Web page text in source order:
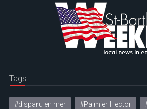
Tags
#disparu en mer #Palmier Hector